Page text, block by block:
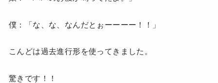
僕：「な、な、なんだとぉーーーー！！」
こんどは過去進行形を使ってきました。
驚きです！！